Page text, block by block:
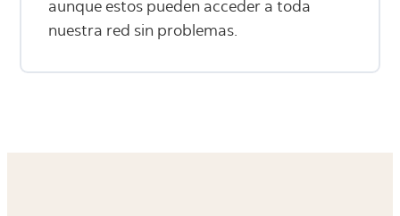
aunque estos pueden acceder a toda
nuestra red sin problemas.